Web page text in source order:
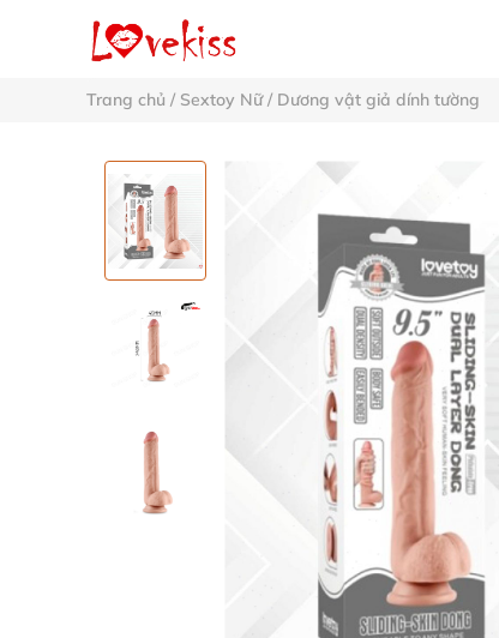
Trang chủ / Sextoy Nữ/ Dương vật giả dính tường